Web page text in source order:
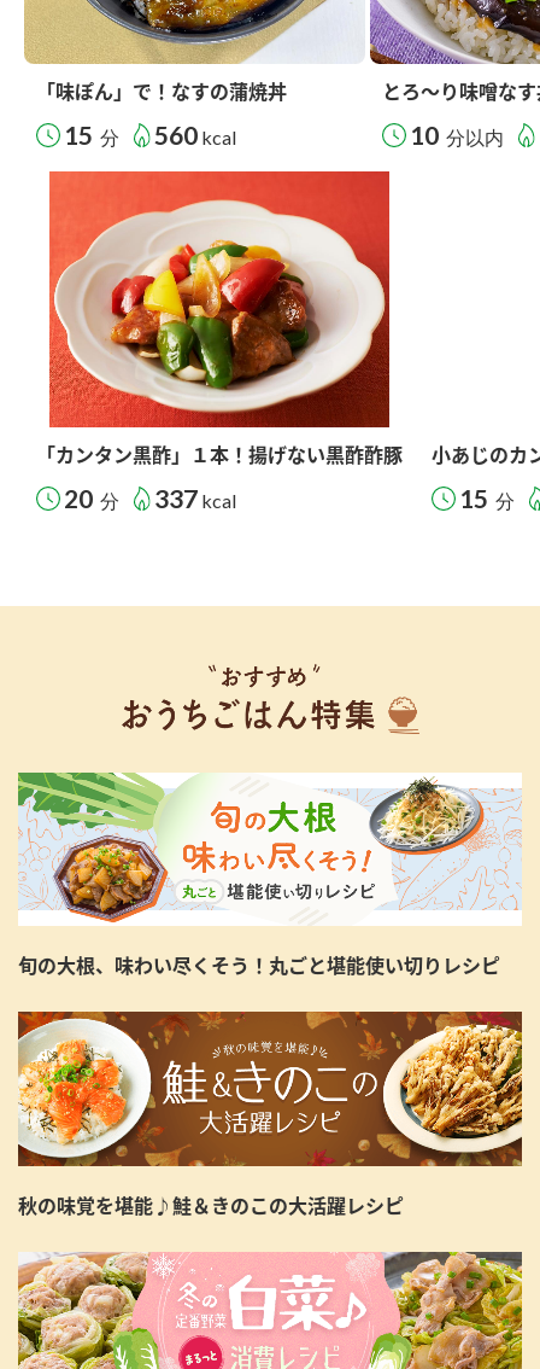
「味ぽん」で！なすの蒲焼丼
15 分 560 kcal
とろ～り味噌な
10 分以内
「カンタン黒酢」１本！揚げない黒酢酢豚
20 分 337 kcal
小あじのカ
15 分
旬の大根、味わい尽くそう！丸ごと堪能使い切りレシピ
秋の味覚を堪能♪鮭＆きのこの大活躍レシピ